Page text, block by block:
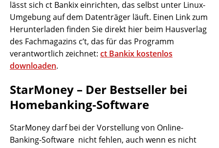
lässt sich ct Bankix einrichten, das selbst unter Linux-
Umgebung auf dem Datenträger läuft. Einen Link zum
Herunterladen finden Sie direkt hier beim Hausverlag
des Fachmagazins c’t, das für das Programm
verantwortlich zeichnet: ct Bankix kostenlos
downloaden.
StarMoney – Der Bestseller bei
Homebanking-Software
StarMoney darf bei der Vorstellung von Online-
Banking-Software nicht fehlen, auch wenn es nicht